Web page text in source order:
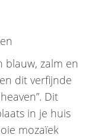
blauw, zalm en
dit verfijnde
Dit
in je huis
mozaïek